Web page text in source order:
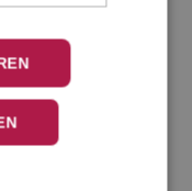
COUNTRY
SECRETS
RIXDORF,